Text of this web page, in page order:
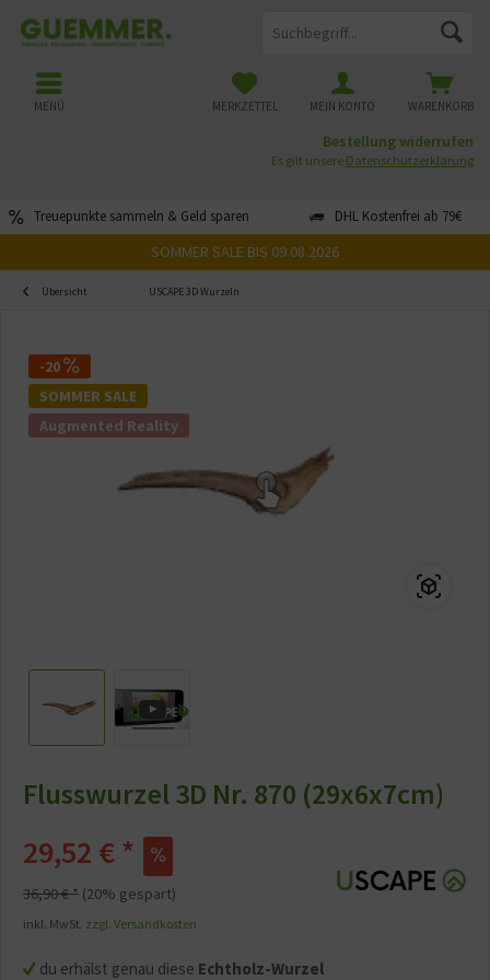
Treuepunkte sammeln & Geld sparen DHL Kostenfrei ab 79€
WARENKORB
MERKZETTEL MEIN KONTO
MENÜ
Bestellung widerrufen
Es gilt unsere Datenschutzerklärung
SOMMER SALE BIS 09.08.2026
Übersicht USCAPE 3D Wurzeln
-20
SOMMER SALE
Augmented Reality
Flusswurzel 3D Nr. 870 (29x6x7cm)
du erhälst genau diese Echtholz-Wurzel
29,52 € *
36,90 € * (20% gespart)
inkl. MwSt. zzgl. Versandkosten